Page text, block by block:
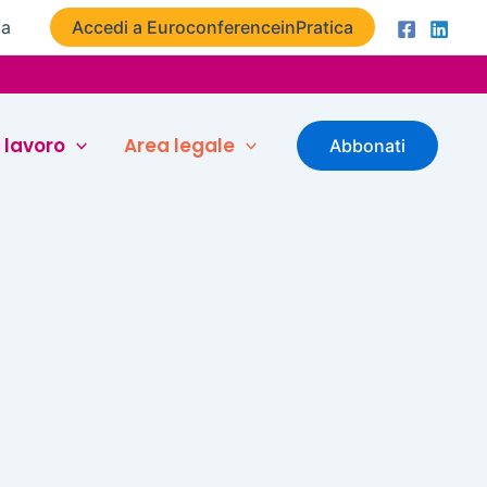
Accedi a EuroconferenceinPratica
lavoro Area legale Abbonati